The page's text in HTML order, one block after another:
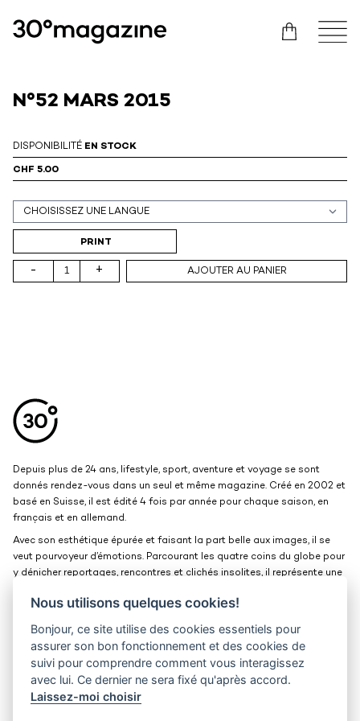
N°52 MARS 2015
DISPONIBILITÉ EN STOCK
CHF 5.00
Support (print ou digital)
PRINT
- + AJOUTER AU PANIER
Depuis plus de 24 ans, lifestyle, sport, aventure et voyage se sont
donnés rendez-vous dans un seul et même magazine. Créé en 2002 et
basé en Suisse, il est édité 4 fois par année pour chaque saison, en
français et en allemand.
Avec son esthétique épurée et faisant la part belle aux images, il se
veut pourvoyeur d’émotions. Parcourant les quatre coins du globe pour
y dénicher reportages, rencontres et clichés insolites, il représente une
Contact
Jobs Confidentialité
30° magazine
Nous utilisons quelques cookies!
Bonjour, ce site utilise des cookies essentiels pour
assurer son bon fonctionnement et des cookies de
suivi pour comprendre comment vous interagissez
avec lui. Ce dernier ne sera fixé qu'après accord.
Laissez-moi choisir